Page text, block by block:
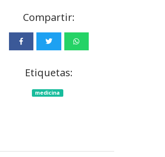
Compartir:
Etiquetas:
medicina